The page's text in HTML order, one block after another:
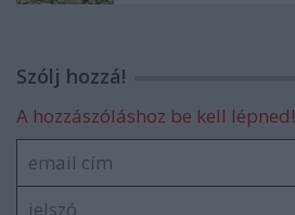
Szólj hozzá!
A hozzászóláshoz be kell lépned!